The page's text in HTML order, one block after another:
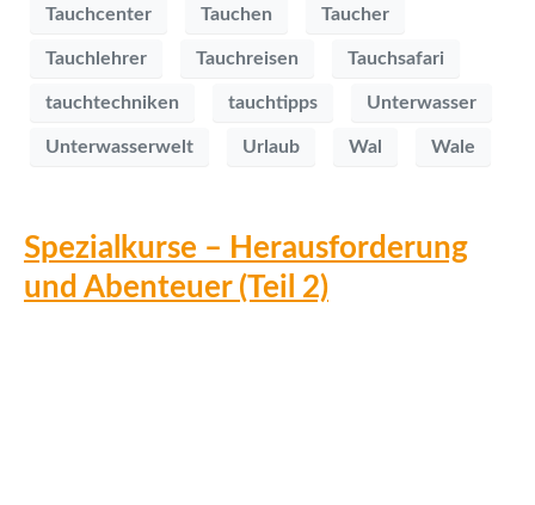
Tauchcenter Tauchen Taucher
Tauchlehrer Tauchreisen Tauchsafari
tauchtechniken tauchtipps Unterwasser
Unterwasserwelt Urlaub Wal Wale
Spezialkurse – Herausforderung
und Abenteuer (Teil 2)